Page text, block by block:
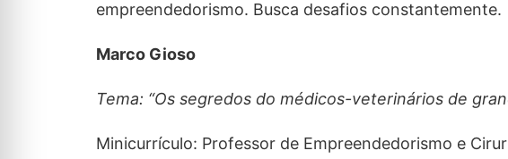
empreendedorismo. Busca desafios constantemente.
Marco Gioso
Tema: “Os segredos do médicos-veterinários de
Minicurrículo: Professor de Empreendedorismo e